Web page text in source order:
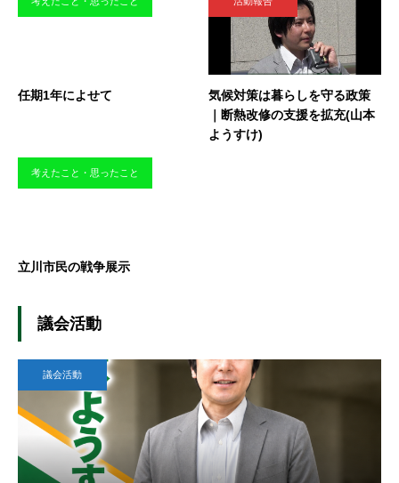
任期1年によせて
気候対策は暮らしを守る政策
｜断熱改修の支援を拡充(山本
ようすけ)
考えたこと・思ったこと
立川市民の戦争展示
議会活動
議会活動